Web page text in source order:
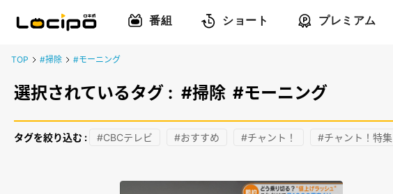
番組 ショート プレミアム
TOP #掃除 #モーニング
選択されているタグ : #掃除 #モーニング
タグを絞り込む : #CBCテレビ #おすすめ #チャント！ #チャント！特集